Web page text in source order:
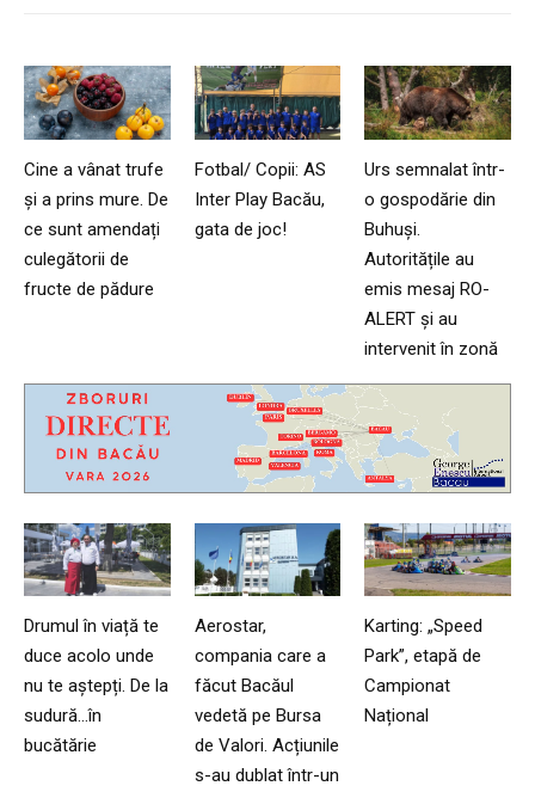
Cine a vânat trufe
și a prins mure. De
ce sunt amendați
culegătorii de
fructe de pădure
Fotbal/ Copii: AS
Inter Play Bacău,
gata de joc!
Urs semnalat într-
o gospodărie din
Buhuși.
Autoritățile au
emis mesaj RO-
ALERT și au
intervenit în zonă
Drumul în viață te
duce acolo unde
nu te aștepți. De la
sudură…în
bucătărie
Aerostar,
compania care a
făcut Bacăul
vedetă pe Bursa
de Valori. Acțiunile
s-au dublat într-un
Karting: „Speed
Park”, etapă de
Campionat
Național